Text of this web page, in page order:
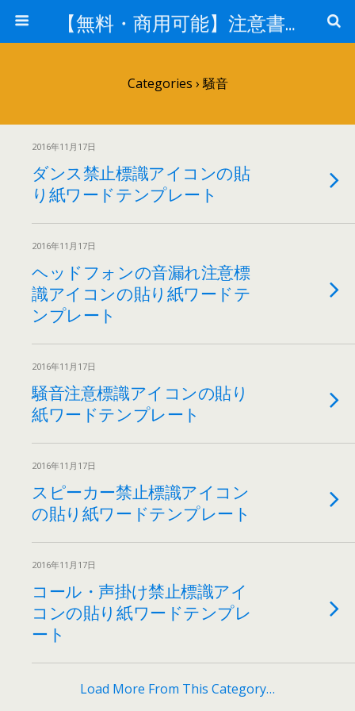
【無料・商用可能】注意書き・張り紙テンプレート【ポスター対応】
Categories ›騒音
2016年11月17日
ダンス禁止標識アイコンの貼
り紙ワードテンプレート
2016年11月17日
ヘッドフォンの音漏れ注意標
識アイコンの貼り紙ワードテ
ンプレート
2016年11月17日
騒音注意標識アイコンの貼り
紙ワードテンプレート
2016年11月17日
スピーカー禁止標識アイコン
の貼り紙ワードテンプレート
2016年11月17日
コール・声掛け禁止標識アイ
コンの貼り紙ワードテンプレ
ート
Load More From This Category…